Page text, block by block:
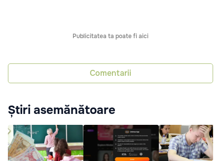
Publicitatea ta poate fi aici
Comentarii
Știri asemănătoare